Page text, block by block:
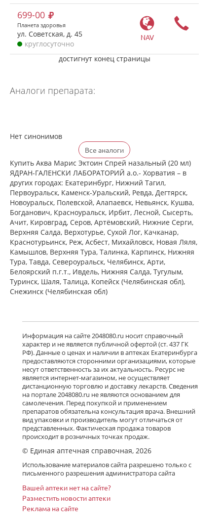
NAV
699-00
Планета здоровья
ул. Советская, д. 45
круглосуточно
достигнут конец страницы
Аналоги препарата:
Нет синонимов
Все аналоги
Купить Аква Марис Эктоин Спрей назальный (20 мл)
ЯДРАН-ГАЛЕНСКИ ЛАБОРАТОРИЙ а.о.- Хорватия – в
других городах: Екатеринбург, Нижний Тагил,
Первоуральск, Каменск-Уральский, Ревда, Дегтярск,
Новоуральск, Полевской, Алапаевск, Невьянск, Кушва,
Богданович, Красноуральск, Ирбит, Лесной, Сысерть,
Ачит, Кировград, Серов, Артёмовский, Нижние Cерги,
Верхняя Салда, Верхотурье, Сухой Лог, Качканар,
Краснотурьинск, Реж, Асбест, Михайловск, Новая Ляля,
Камышлов, Верхняя Тура, Талинка, Карпинск, Нижняя
Тура, Тавда, Североуральск, Челябинск, Арти,
Белоярский п.г.т., Ивдель, Нижняя Салда, Тугулым,
Туринск, Шаля, Талица, Копейск (Челябинская обл),
Снежинск (Челябинская обл)
Информация на сайте 2048080.ru носит справочный
характер и не является публичной офертой (ст. 437 ГК
РФ). Данные о ценах и наличии в аптеках Екатеринбурга
предоставляются сторонними организациями, которые
несут ответственность за их актуальность. Ресурс не
является интернет-магазином, не осуществляет
дистанционную торговлю и доставку лекарств. Сведения
на портале 2048080.ru не являются основанием для
самолечения. Перед покупкой и применением
препаратов обязательна консультация врача. Внешний
вид упаковки и производитель могут отличаться от
представленных. Фактическая продажа товаров
происходит в розничных точках продаж.
© Единая аптечная справочная, 2026
Использование материалов сайта разрешено только с
письменного разрешения администратора сайта
Вашей аптеки нет на сайте?
Разместить новости аптеки
Реклама на сайте